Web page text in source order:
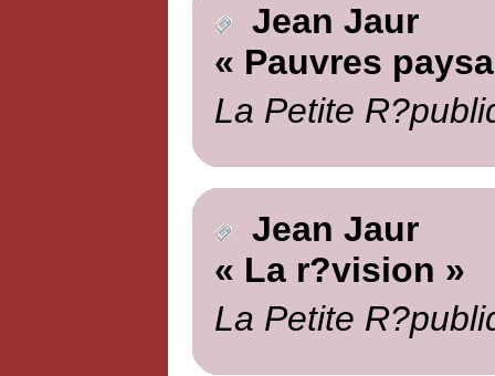
Jean Jaur
« Pauvres
La Petite
Jean Jaur
« La r?vision »
La Petite